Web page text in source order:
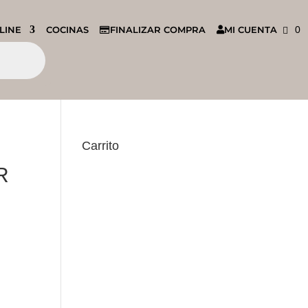
COCINAS FINALIZAR COMPRA MI CUENTA 0
Carrito